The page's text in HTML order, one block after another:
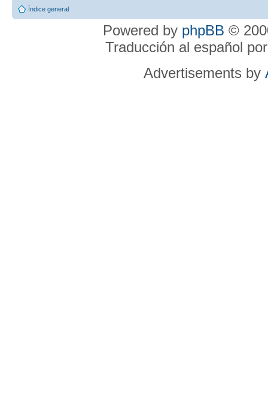
Índice general
Powered by phpBB ©
Traducción al español
Advertisements by